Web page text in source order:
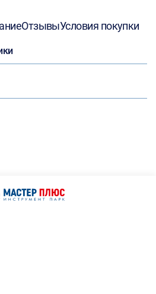
ОтзывыУсловия покупки